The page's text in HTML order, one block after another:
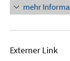
mehr
Externer Link